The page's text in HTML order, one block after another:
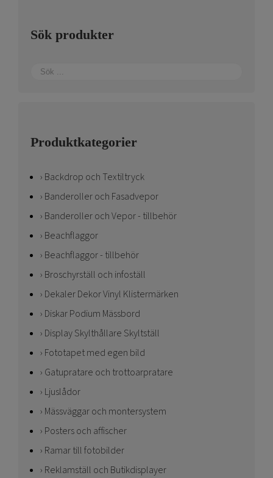
Sök produkter
Produktkategorier
Backdrop och Textiltryck
Banderoller och Fasadvepor
Banderoller och Vepor - tillbehör
Beachflaggor
Beachflaggor - tillbehör
Broschyrställ och infoställ
Dekaler Dekor Vinyl Klistermärken
Diskar Podium Mässbord
Display Skylthållare Skyltställ
Fototapet med egen bild
Gatupratare och trottoarpratare
Ljuslådor
Mässväggar och montersystem
Posters och affischer
Ramar till fotobilder
Reklamställ och Butikdisplayer